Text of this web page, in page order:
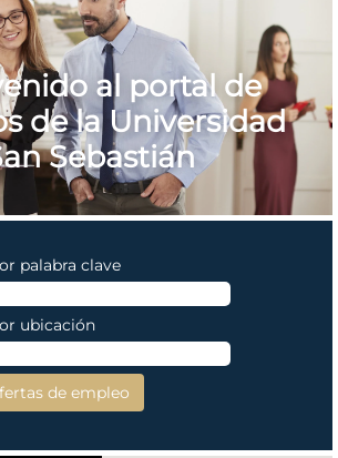
al portal de
de la Universidad
Sebastián
palabra clave
ubicación